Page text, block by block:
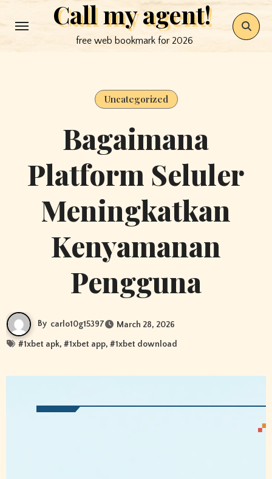
to
Call my agent!
free web bookmark for 2026
Uncategorized
Bagaimana
Platform Seluler
Meningkatkan
Kenyamanan
Pengguna
By carlo10g15397 March 28, 2026
#1xbet apk, #1xbet app, #1xbet download